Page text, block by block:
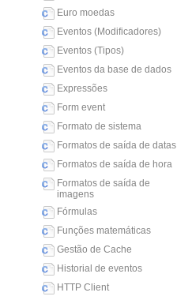
Euro moedas
Eventos (Modificadores)
Eventos (Tipos)
Eventos da base de dados
Expressões
Form event
Formato de sistema
Formatos de saída de datas
Formatos de saída de hora
Formatos de saída de
imagens
Fórmulas
Funções matemáticas
Gestão de Cache
Historial de eventos
HTTP Client